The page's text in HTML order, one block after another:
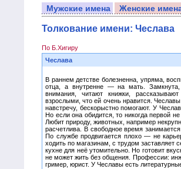
Мужские имена Женские
Толкование имени: Чеслава
По Б.Хигиру
Чеслава
В раннем детстве болезненна, упряма,
отца, а внутренне — на мать.
внимания, читают книжки,
взрослыми, что ей очень нравится.
навстречу, бескорыстно помогают. У
Но если она обидится, то никогда первой
Любит природу, животных, например
расчетлива. В свободное время
По службе продвигается плохо — не
ходить по магазинам, с трудом заставляет
кухне для неё утомительно. Но готовит
не может жить без общения. Профессии:
гример, юрист. У Чеславы есть